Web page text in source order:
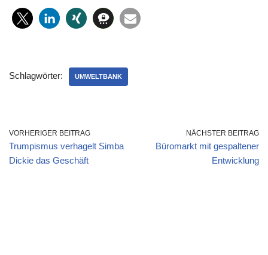
Schlagwörter: UMWELTBANK
VORHERIGER BEITRAG
Trumpismus verhagelt Simba
Dickie das Geschäft
NÄCHSTER BEITRAG
Büromarkt mit gespaltener
Entwicklung